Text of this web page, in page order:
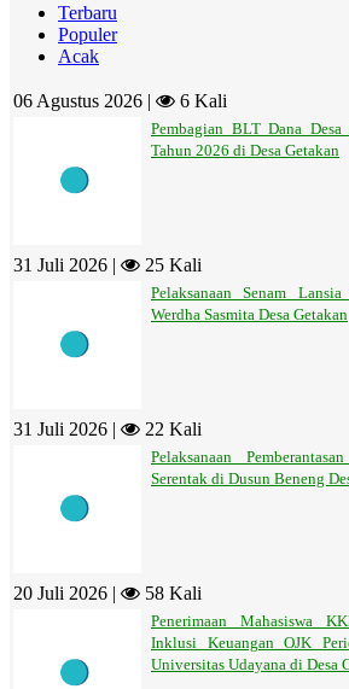
Terbaru
Populer
Acak
06 Agustus 2026 | 6 Kali
Pembagian BLT Dana
Tahun 2026 di Desa Getakan
31 Juli 2026 | 25 Kali
Pelaksanaan Senam
Werdha Sasmita Desa Getakan
31 Juli 2026 | 22 Kali
Pelaksanaan
Serentak di Dusun Beneng
20 Juli 2026 | 58 Kali
Penerimaan Mahasiswa
Inklusi Keuangan OJK
Universitas Udayana di Desa